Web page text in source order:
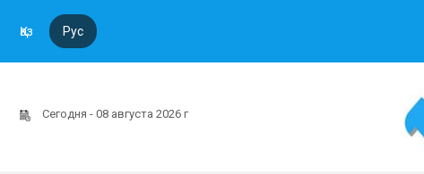
Қаз Рус
Сегодня - 08 августа 2026 г